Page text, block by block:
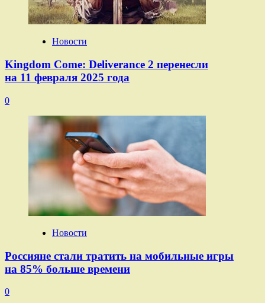
Новости
Kingdom Come: Deliverance 2 перенесли
на 11 февраля 2025 года
0
Новости
Россияне стали тратить на мобильные игры
на 85% больше времени
0